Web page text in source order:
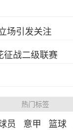
场引发关注
征战二级联赛
热门标签
员 意甲 篮球